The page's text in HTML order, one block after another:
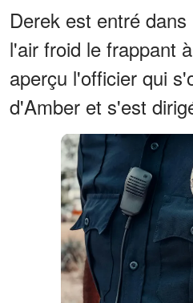
Derek est entré
l'air froid le frappant
aperçu l'officier qui
d'Amber et s'est